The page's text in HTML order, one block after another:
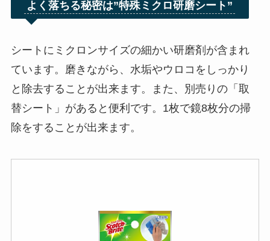
よく落ちる秘密は”特殊ミクロ研磨シート”
シートにミクロンサイズの細かい研磨剤が含まれ
ています。磨きながら、水垢やウロコをしっかり
と除去することが出来ます。また、別売りの「取
替シート」があると便利です。1枚で鏡8枚分の掃
除をすることが出来ます。